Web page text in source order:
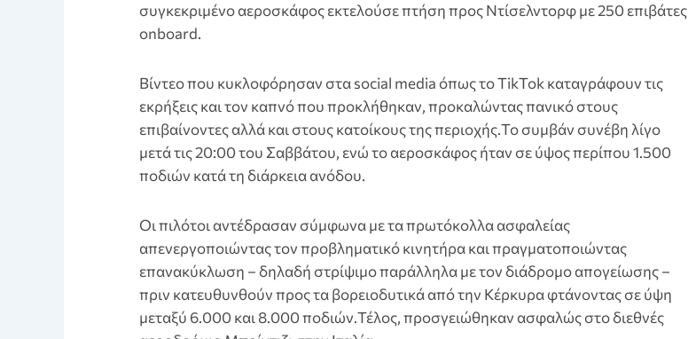
συγκεκριμένο αεροσκάφος εκτελούσε πτήση προς Ντίσελντορφ με 250 επιβάτες
onboard.
Βίντεο που κυκλοφόρησαν στα social media όπως το TikTok καταγράφουν τις
εκρήξεις και τον καπνό που προκλήθηκαν, προκαλώντας πανικό στους
επιβαίνοντες αλλά και στους κατοίκους της περιοχής.Το συμβάν συνέβη λίγο
μετά τις 20:00 του Σαββάτου, ενώ το αεροσκάφος ήταν σε ύψος περίπου 1.500
ποδιών κατά τη διάρκεια ανόδου.
Οι πιλότοι αντέδρασαν σύμφωνα με τα πρωτόκολλα ασφαλείας
απενεργοποιώντας τον προβληματικό κινητήρα και πραγματοποιώντας
επανακύκλωση – δηλαδή στρίψιμο παράλληλα με τον διάδρομο απογείωσης –
πριν κατευθυνθούν προς τα βορειοδυτικά από την Κέρκυρα φτάνοντας σε ύψη
μεταξύ 6.000 και 8.000 ποδιών.Τέλος, προσγειώθηκαν ασφαλώς στο διεθνές